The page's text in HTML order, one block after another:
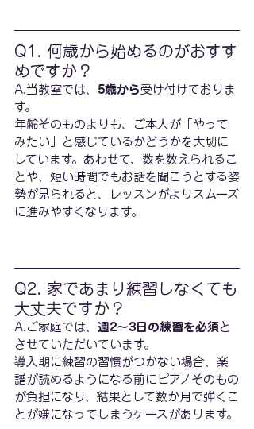
Q1. 何歳から始めるのがおすす
めですか？
A.当教室では、 5歳から受け付けておりま
す。
年齢そのものよりも、ご本人が「やって
みたい」と感じているかどうかを大切に
しています。あわせて、数を数えられるこ
とや、短い時間でもお話を聞こうとする姿
勢が見られると、レッスンがよりスムーズ
に進みやすくなります。
Q2. 家であまり練習しなくても
大丈夫ですか？
A.ご家庭では、 週2〜3日の練習を必須 と
させていただいています。
導入期に練習の習慣がつかない場合、楽
譜が読めるようになる前にピアノそのもの
が負担になり、結果として数か月で弾くこ
とが嫌になってしまうケースがあります。